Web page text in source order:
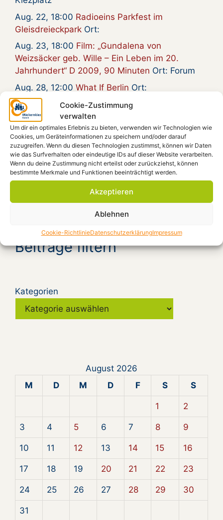
Cookie-Zustimmung
verwalten
Um dir ein optimales Erlebnis zu bieten, verwenden wir Technologien wie
Cookies, um Geräteinformationen zu speichern und/oder darauf
zuzugreifen. Wenn du diesen Technologien zustimmst, können wir Daten
wie das Surfverhalten oder eindeutige IDs auf dieser Website verarbeiten.
Wenn du deine Zustimmung nicht erteilst oder zurückziehst, können
bestimmte Merkmale und Funktionen beeinträchtigt werden.
Akzeptieren
Ablehnen
Cookie-RichtlinieDatenschutzerklärungImpressum
Aug. 22, 18:00 Radioeins Parkfest im
Gleisdreieckpark Ort:
Aug. 23, 18:00 Film: „Gundalena von
Weizsäcker geb. Wille – Ein Leben im 20.
Jahrhundert“ D 2009, 90 Minuten Ort: Forum
Aug. 28, 12:00 What If Berlin Ort:
Aug. 29, 19:30Kneipen-Abend am Freitag
Möca, Forum, Beratungsraum
Spendenkonto
IBAN: DE41 4306 0967 1101 9938 00
GLS-Bank, BIC: GENODEM1GLS
Beiträge filtern
Kategorien
August 2026
M
D M D F S S
1 2
3 4 5 6 7 8 9
10 11 12 13 14 15 16
17 18 19 20 21 22 23
24 25 26 27 28 29 30
31